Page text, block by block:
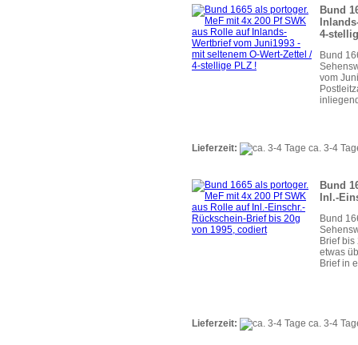
Bund
4-
Bund
vom
Lieferzeit: ca. 3-4
Bund
Inl.-
Bund
Brief bis
etwas
Brief in
Lieferzeit: ca. 3-4